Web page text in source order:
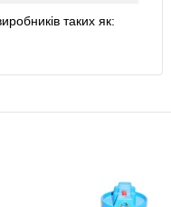
таких як: